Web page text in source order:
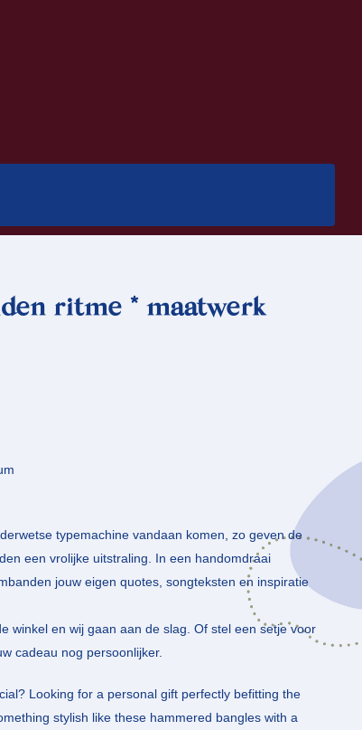
ritme * maatwerk
typemachine vandaan komen, zo geven de
een vrolijke uitstraling. In een handomdraai
jouw eigen quotes, songteksten en inspiratie
winkel en wij gaan aan de slag. Of stel een setje voor
cadeau nog persoonlijker.
Looking for a personal gift perfectly befitting the
stylish like these hammered bangles with a